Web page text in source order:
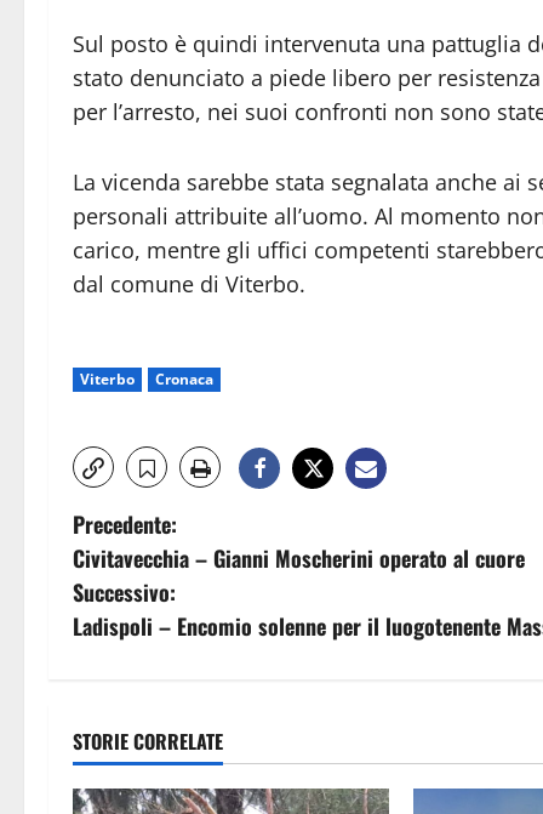
Sul posto è quindi intervenuta una pattuglia
stato denunciato a piede libero per
per l’arresto, nei suoi confronti non sono
La vicenda sarebbe stata segnalata anche
personali attribuite all’uomo. Al momento
carico, mentre gli uffici competenti
dal comune di Viterbo.
Viterbo Cronaca
N
a
v
g
a
Precedente:
Civitavecchia – Gianni Moscherini operato al cuore
Successivo:
Ladispoli – Encomio solenne per il luogotenente
STORIE CORRELATE